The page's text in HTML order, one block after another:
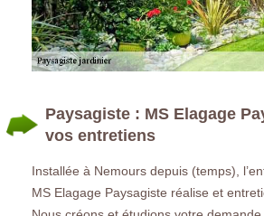
Paysagiste : MS Elagage
vos entretiens
Installée à Nemours depuis (temps),
MS Elagage Paysagiste réalise et